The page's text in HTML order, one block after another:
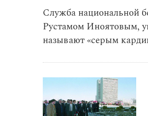
Служба национальной
Рустамом Иноятовым,
называют «серым